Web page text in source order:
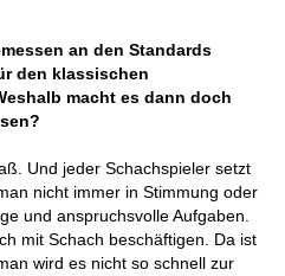
an den Standards
den klassischen
macht es dann doch
Und jeder Schachspieler setzt
nicht immer in Stimmung oder
und anspruchsvolle Aufgaben.
mit Schach beschäftigen. Da ist
wird es nicht so schnell zur